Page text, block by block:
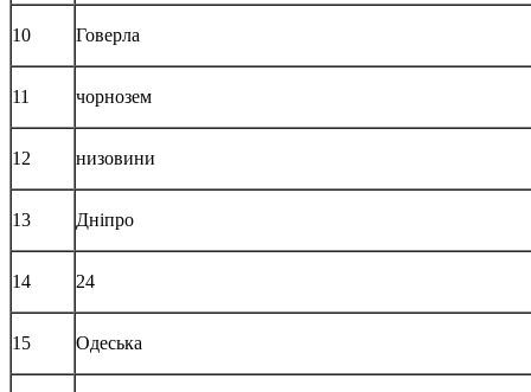
10 Говерла
11 чорнозем
12 низовини
13 Дніпро
14 24
15 Одеська